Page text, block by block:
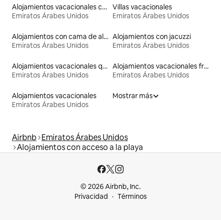
Alojamientos vacacionales con piscina
Emiratos Árabes Unidos
Villas vacacionales
Emiratos Árabes Unidos
Alojamientos con cama de altura accesible
Emiratos Árabes Unidos
Alojamientos con jacuzzi
Emiratos Árabes Unidos
Alojamientos vacacionales que admiten mascotas
Emiratos Árabes Unidos
Alojamientos vacacionales frente a la playa
Emiratos Árabes Unidos
Alojamientos vacacionales
Emiratos Árabes Unidos
Mostrar más
Airbnb Emiratos Árabes Unidos
Alojamientos con acceso a la playa
© 2026 Airbnb, Inc.
Privacidad
Términos